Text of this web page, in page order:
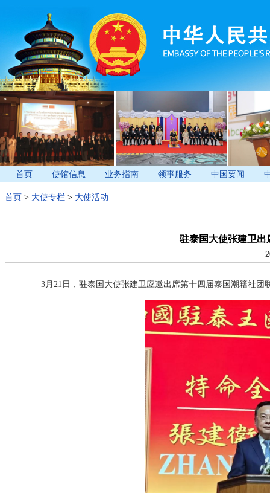
首页 使馆信息 业务指南 领事服务 中国要闻
首页 > 大使专栏 > 大使活动
驻泰国大使张建卫出
3月21日，驻泰国大使张建卫应邀出席第十四届泰国潮籍社团